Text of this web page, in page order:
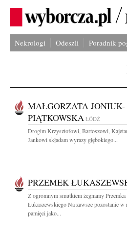
Nekrologi Odeszli Poradnik
MAŁGORZATA JONIUK-
PIĄTKOWSKA ŁÓDŹ
Drogim Krzysztofowi, Bartoszowi,
Jankowi składam wyrazy głębokiego...
PRZEMEK
Z ogromnym smutkiem żegnamy Przemka
Łukaszewskiego Na zawsze pozostanie w
pamięci jako...